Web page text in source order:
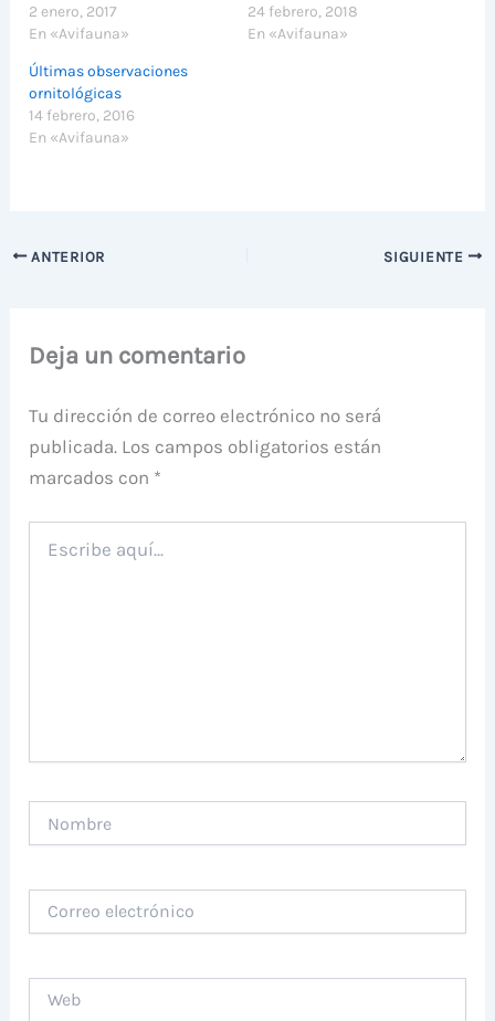
2 enero, 2017
En «Avifauna»
24 febrero, 2018
En «Avifauna»
Últimas observaciones
ornitológicas
14 febrero, 2016
En «Avifauna»
ANTERIOR SIGUIENTE
Deja un comentario
Tu dirección de correo electrónico no será
publicada. Los campos obligatorios están
marcados con *
aquí...
electrónico